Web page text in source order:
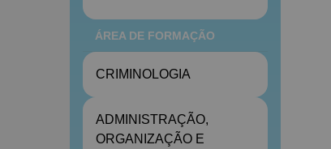
ÁREA DE FORMAÇÃO
CRIMINOLOGIA
ADMINISTRAÇÃO,
ORGANIZAÇÃO E